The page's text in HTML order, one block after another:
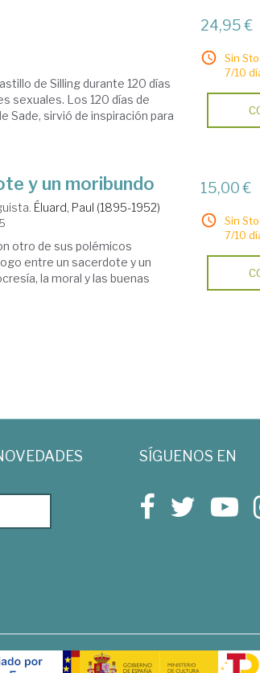
de Silling durante 120 días
sexuales. Los 120 días de
Sade, sirvió de inspiración para
24,95 €
Sin
7/10
y un moribundo
Éluard, Paul (1895-1952)
otro de sus polémicos
entre un sacerdote y un
la moral y las buenas
15,00 €
Sin
7/10
SÍGUENOS EN